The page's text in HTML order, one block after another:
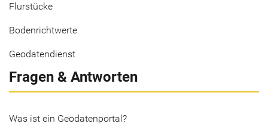
Flurstücke
Bodenrichtwerte
Geodatendienst
Fragen & Antworten
Was ist ein Geodatenportal?